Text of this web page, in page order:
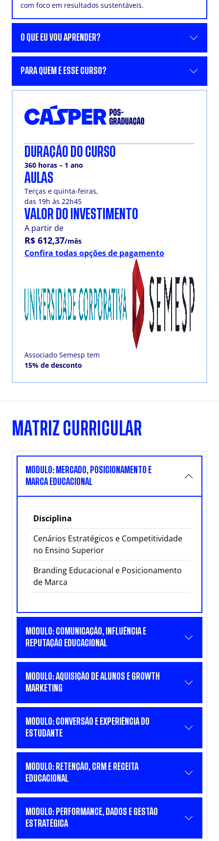
com foco em resultados sustentáveis.
O QUE EU VOU APRENDER?
PARA QUEM É ESSE CURSO?
DURAÇÃO DO CURSO
360 horas – 1 ano
AULAS
Terças e quinta-feiras,
das 19h às 22h45
VALOR DO INVESTIMENTO
A partir de
R$ 612,37/mês
Confira todas opções de pagamento
Associado Semesp tem
15% de desconto
MATRIZ CURRICULAR
MÓDULO: MERCADO, POSICIONAMENTO E
MARCA EDUCACIONAL
Disciplina
Cenários Estratégicos e Competitividade
no Ensino Superior
Branding Educacional e Posicionamento
de Marca
MÓDULO: COMUNICAÇÃO, INFLUÊNCIA E
REPUTAÇÃO EDUCACIONAL
MÓDULO: AQUISIÇÃO DE ALUNOS E GROWTH
MARKETING
MÓDULO: CONVERSÃO E EXPERIÊNCIA DO
ESTUDANTE
MÓDULO: RETENÇÃO, CRM E RECEITA
EDUCACIONAL
MÓDULO: PERFORMANCE, DADOS E GESTÃO
ESTRATÉGICA